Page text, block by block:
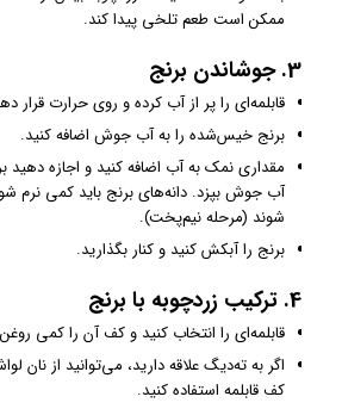
ممکن است طعم تلخی پیدا کند.
3. جوشاندن برنج
قابلمه‌ای را پر از آب کرده و روی حرارت قرار
برنج خیس‌شده را به آب جوش اضافه کنید.
مقداری نمک به آب اضافه کنید و اجازه دهید
آب جوش بپزد. دانه‌های برنج باید کمی نرم
شوند (مرحله نیم‌پخت).
برنج را آبکش کنید و کنار بگذارید.
4. ترکیب زردچوبه با برنج
قابلمه‌ای را انتخاب کنید و کف آن را کمی
اگر به ته‌دیگ علاقه دارید، می‌توانید از نان
کف قابلمه استفاده کنید.